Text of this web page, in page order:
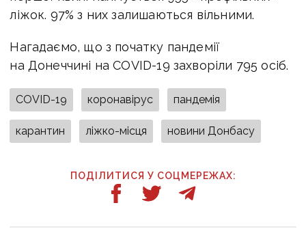
ліжок. 97% з них залишаються вільними.
Нагадаємо, що з початку пандемії
на Донеччині на COVID-19 захворіли 795 осіб.
COVID-19 коронавірус пандемія
карантин ліжко-місця новини Донбасу
ПОДІЛИТИСЯ У СОЦМЕРЕЖАХ: